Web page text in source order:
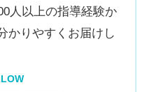
人以上の指導経験か
かりやすくお届けし